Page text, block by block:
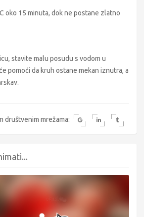
oko 15 minuta, dok ne postane zlatno
stavite malu posudu s vodom u
pomoći da kruh ostane mekan iznutra, a
društvenim mrežama: